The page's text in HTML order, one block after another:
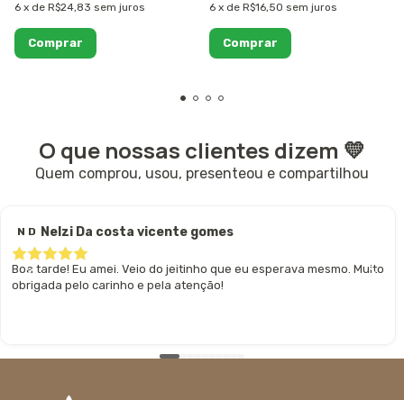
6 x de R$24,83 sem juros 6 x de R$16,50 sem juros
O que nossas clientes dizem 💛
Quem comprou, usou, presenteou e compartilhou
N D Nelzi Da costa vicente gomes
Boa tarde! Eu amei. Veio do jeitinho que eu esperava mesmo. Muito
obrigada pelo carinho e pela atenção!